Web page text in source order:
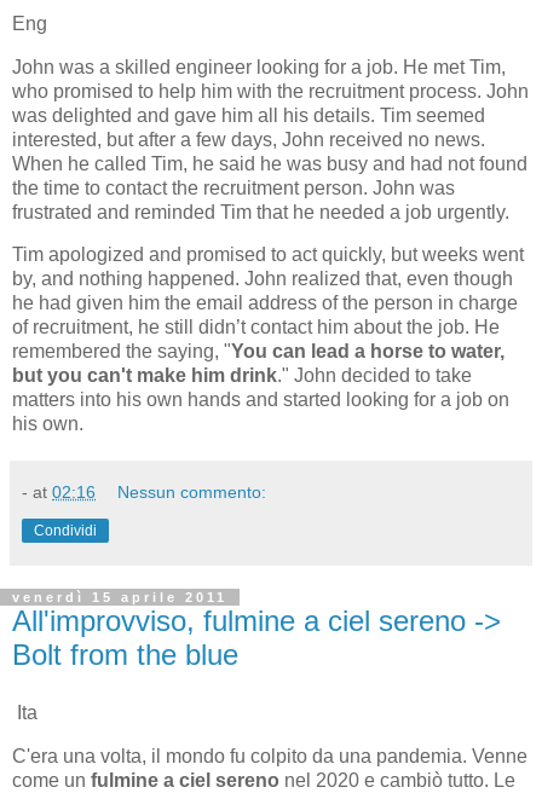
Eng
John was a skilled engineer looking for a job. He met Tim,
who promised to help him with the recruitment process. John
was delighted and gave him all his details. Tim seemed
interested, but after a few days, John received no news.
When he called Tim, he said he was busy and had not found
the time to contact the recruitment person. John was
frustrated and reminded Tim that he needed a job urgently.
Tim apologized and promised to act quickly, but weeks went
by, and nothing happened. John realized that, even though
he had given him the email address of the person in charge
of recruitment, he still didn’t contact him about the job. He
remembered the saying, "You can lead a horse to water,
but you can't make him drink." John decided to take
matters into his own hands and started looking for a job on
his own.
- at 02:16 Nessun commento:
Condividi
venerdì 15 aprile 2011
All'improvviso, fulmine a ciel sereno ->
Bolt from the blue
Ita
C'era una volta, il mondo fu colpito da una pandemia. Venne
come un fulmine a ciel sereno nel 2020 e cambiò tutto. Le